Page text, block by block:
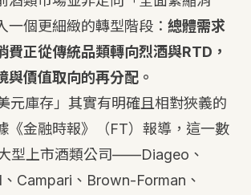
一個更細緻的轉型階段： 總體需求
費正從傳統品類轉向烈酒與RTD，
與價值取向的再分配。
元庫存」其實有明確且相對狹義的
《金融時報》（FT）報導，這一數
型上市酒類公司——Diageo、
Campari、Brown-Forman、